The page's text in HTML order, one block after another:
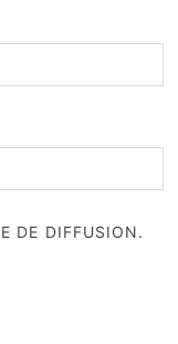
DE DIFFUSION.